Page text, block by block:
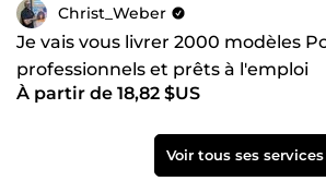
Christ_Weber
Je vais vous livrer 2000 modèles
professionnels et prêts à l'emploi
À partir de 18,82 $US
Voir tous ses services